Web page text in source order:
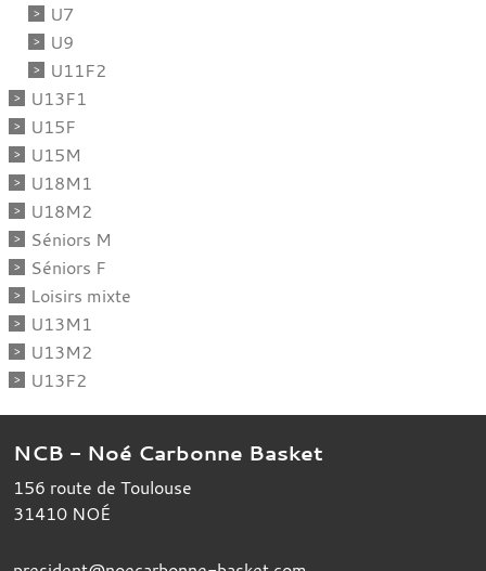
U7
U9
U11F2
U13F1
U15F
U15M
U18M1
U18M2
Séniors M
Séniors F
Loisirs mixte
U13M1
U13M2
U13F2
NCB - Noé Carbonne Basket
156 route de Toulouse
31410 NOÉ